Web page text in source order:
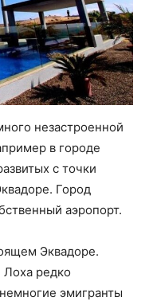
незастроенной
в городе
с точки
Город
аэропорт.
Эквадоре.
редко
эмигранты